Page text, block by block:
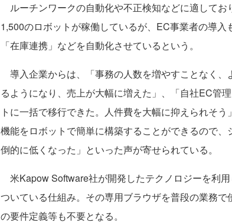
ルーチンワークの自動化や不正検知などに適してお
1,500のロボットが稼働しているが、EC事業者の導入
「在庫連携」などを自動化させているという。
導入企業からは、「事務の人数を増やすことなく、
るようになり、売上が大幅に増えた」、「自社EC管
トに一括で移行できた。人件費を大幅に抑えられそ
機能をロボットで簡単に構築することができるので
倒的に低くなった」といった声が寄せられている。
米Kapow Software社が開発したテクノロジーを利
ついている仕組み。その専用ブラウザを普段の業務
の要件定義等も不要となる。